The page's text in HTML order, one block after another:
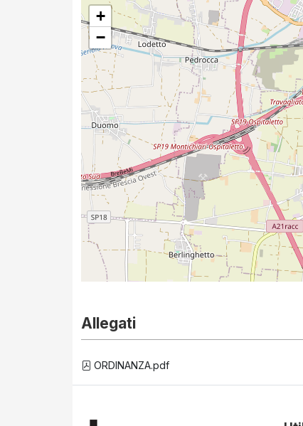
+
−
Allegati
ORDINANZA.pdf